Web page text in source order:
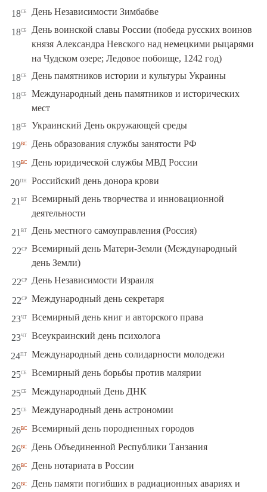
18сб День Независимости Зимбабве
18сб
День воинской славы России (победа русских воинов
князя Александра Невского над немецкими рыцарями
на Чудском озере; Ледовое побоище, 1242 год)
18сб День памятников истории и культуры Украины
18сб
Международный день памятников и исторических
мест
18сб Украинский День окружающей среды
19вс День образования службы занятости РФ
19вс День юридической службы МВД России
20пн Российский день донора крови
21 вт Всемирный день творчества и инновационной
деятельности
21 вт День местного самоуправления (Россия)
22ср Всемирный день Матери-Земли (Международный
день Земли)
22ср День Независимости Израиля
22ср Международный день секретаря
23чт Всемирный день книг и авторского права
23чт Всеукраинский день психолога
24пт Международный день солидарности молодежи
25сб Всемирный день борьбы против малярии
25сб Международный День ДНК
25сб Международный день астрономии
26вс Всемирный день породненных городов
26вс День Объединенной Республики Танзания
26вс День нотариата в России
26вс
День памяти погибших в радиационных авариях и